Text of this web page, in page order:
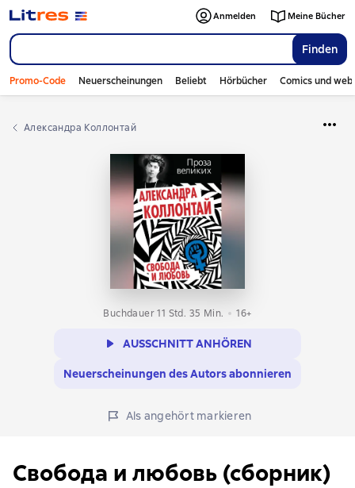
Finden
Anmelden Meine Bücher
Promo-Code Neuerscheinungen Beliebt Hörbücher Comics und
Александра Коллонтай
Buchdauer 11 Std. 35 Min. 16+
AUSSCHNITT ANHÖREN
Neuerscheinungen des Autors abonnieren
Als angehört markieren
Свобода и любовь (сборник)